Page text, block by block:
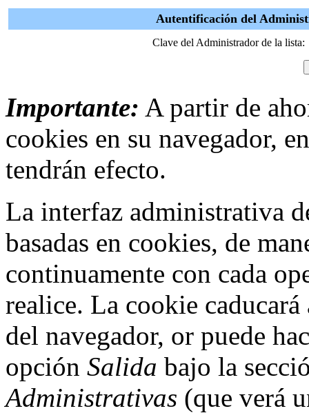
Autentificación del
Clave del Administrador de la lista:
Importante: A partir de
cookies en su navegador,
tendrán efecto.
La interfaz administrativa
basadas en cookies, de
continuamente con cada
realice. La cookie
del navegador, or puede
opción Salida bajo la
Administrativas (que verá